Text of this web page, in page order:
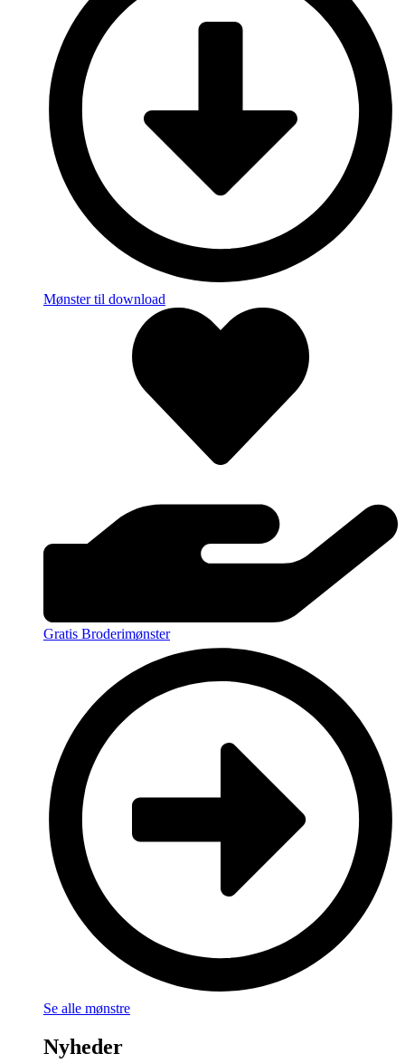
Mønster til download
Gratis Broderimønster
Se alle mønstre
Nyheder